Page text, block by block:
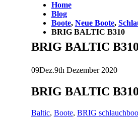
Home
Blog
Boote, Neue Boote,
BRIG BALTIC B310
BRIG BALTIC B310
09Dez.9th Dezember 2020
BRIG BALTIC B310
Baltic, Boote, BRIG